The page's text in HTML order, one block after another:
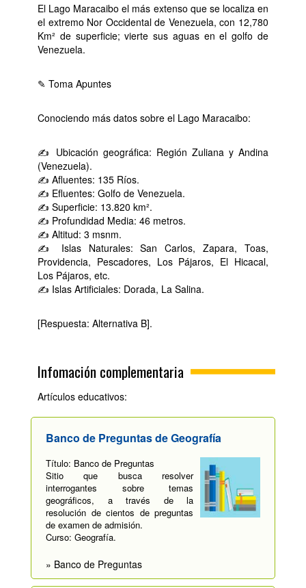
El Lago Maracaibo el más extenso que se localiza en
el extremo Nor Occidental de Venezuela, con 12,780
Km² de superficie; vierte sus aguas en el golfo de
Venezuela.
✎ Toma Apuntes
Conociendo más datos sobre el Lago Maracaibo:
✍ Ubicación geográfica: Región Zuliana y Andina
(Venezuela).
✍ Afluentes: 135 Ríos.
✍ Efluentes: Golfo de Venezuela.
✍ Superficie: 13.820 km².
✍ Profundidad Media: 46 metros.
✍ Altitud: 3 msnm.
✍ Islas Naturales: San Carlos, Zapara, Toas,
Providencia, Pescadores, Los Pájaros, El Hicacal,
Los Pájaros, etc.
✍ Islas Artificiales: Dorada, La Salina.
[Respuesta: Alternativa B].
Infomación complementaria
Artículos educativos:
Banco de Preguntas de Geografía
Título: Banco de Preguntas
Sitio que busca resolver
interrogantes sobre temas
geográficos, a través de la
resolución de cientos de preguntas
de examen de admisión.
Curso: Geografía.
» Banco de Preguntas